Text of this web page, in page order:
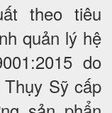
theo tiêu
quản lý hệ
do
Sỹ cấp